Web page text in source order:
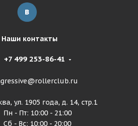
Наши контакты
+7 499 253-86-41
ул. 1905 года, д. 14, стр.1
Пн - Пт: 10:00 - 21:00
Сб - Вс: 10:00 - 20:00